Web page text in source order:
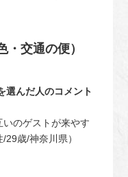
・交通の便）
選んだ人のコメント
いのゲストが来やす
歳/神奈川県）